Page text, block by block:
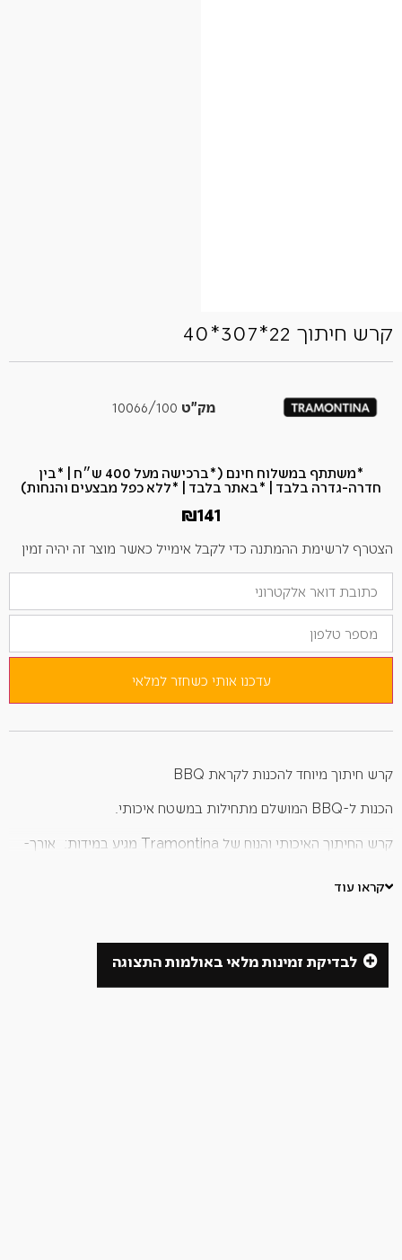
קרש חיתוך 22*307*40
מק"ט
*משתתף במשלוח חינם (*ברכישה מעל 400 ש״ח​ | *בין
חדרה-גדרה בלבד | *באתר בלבד | *ללא כפל מבצעים והנחות)
₪141
הצטרף לרשימת ההמתנה כדי לקבל אימייל כאשר מוצר זה יהיה זמין
הזן
את
כתובת
הדוא"ל
שלך
כדי
למוצר
מספר
טלפון
עדכנו אותי כשחזר למלאי
קרש חיתוך מיוחד להכנות לקראת BBQ
הכנות ל-BBQ המושלם מתחילות במשטח איכותי.
קרש החיתוך האיכותי והנוח של Tramontina מגיע במידות: אורך-
קראו עוד
לבדיקת זמינות מלאי באולמות התצוגה